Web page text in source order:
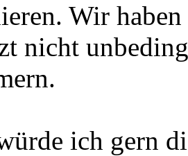
Wir
nicht
ich gern